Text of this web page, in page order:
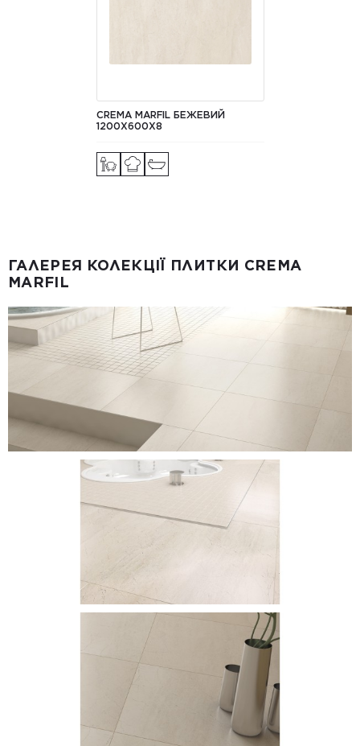
CREMA MARFIL БЕЖЕВИЙ
1200Х600X8
ГАЛЕРЕЯ КОЛЕКЦІЇ ПЛИТКИ CREMA
MARFIL